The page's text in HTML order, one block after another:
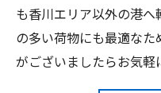
も香川エリア以外の港
の多い荷物にも最適な
がございましたらお気軽